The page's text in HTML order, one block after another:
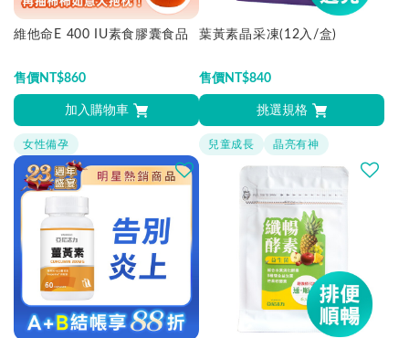
維他命E 400 IU素食膠囊食品
售價NT$860
加入購物車
女性備孕
葉黃素晶采凍(12入/盒)
售價NT$840
挑選規格
兒童成長 晶亮有神